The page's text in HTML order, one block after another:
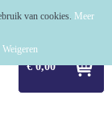
€ 0,00
van cookies. Meer
Weigeren